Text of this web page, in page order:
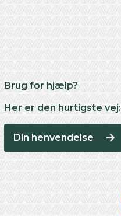
Brug for hjælp?
Her er den hurtigste vej:
Din henvendelse